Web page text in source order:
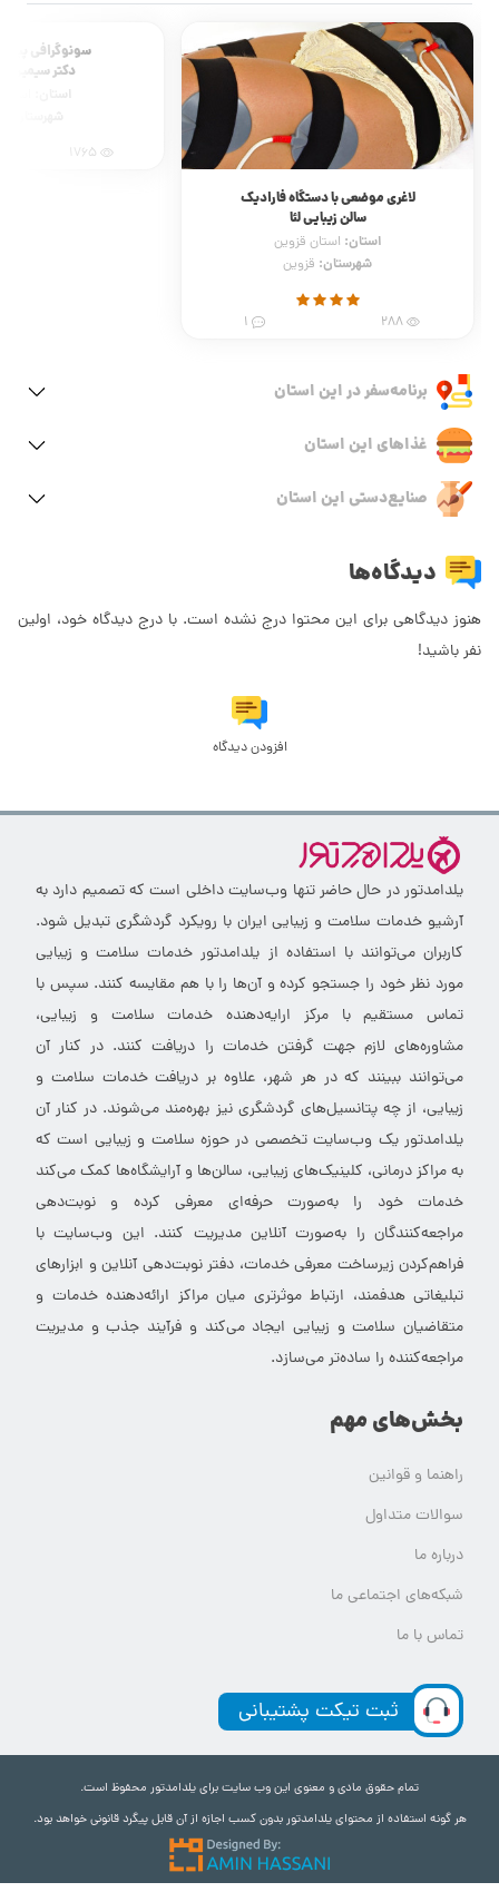
لاغری موضعی با دستگاه فارادیک
سالن زیبایی لئا
استان: استان قزوین
شهرستان: قزوین
288
1
سونوگرافی
دکتر سیمین
استان:
1765
برنامه‌سفر‌ در این استان
غذاهای این استان
صنایع‌دستی این استان
دیدگاه‌ها
هنوز دیدگاهی برای این محتوا درج نشده است. با درج دیدگاه خود، اولین
نفر باشید!
افزودن دیدگاه
یلدامدتور در حال حاضر تنها وب‌سایت داخلی است که تصمیم دارد به
آرشیو خدمات سلامت و زیبایی ایران با رویکرد گردشگری تبدیل شود.
کاربران می‌توانند با استفاده از یلدامدتور خدمات سلامت و زیبایی
مورد نظر خود را جستجو کرده و آن‌ها را با هم مقایسه کنند. سپس با
تماس مستقیم با مرکز ارایه‌دهنده خدمات سلامت و زیبایی،
مشاوره‌های لازم جهت گرفتن خدمات را دریافت کنند. در کنار آن
می‌توانند ببینند که در هر شهر، علاوه بر دریافت خدمات سلامت و
زیبایی، از چه پتانسیل‌های گردشگری نیز بهره‌مند می‌شوند. در کنار آن
یلدامدتور یک وب‌سایت تخصصی در حوزه سلامت و زیبایی است که
به مراکز درمانی، کلینیک‌های زیبایی، سالن‌ها و آرایشگاه‌ها کمک می‌کند
خدمات خود را به‌صورت حرفه‌ای معرفی کرده و نوبت‌دهی
مراجعه‌کنندگان را به‌صورت آنلاین مدیریت کنند. این وب‌سایت با
فراهم‌کردن زیرساخت معرفی خدمات، دفتر نوبت‌دهی آنلاین و ابزارهای
تبلیغاتی هدفمند، ارتباط موثرتری میان مراکز ارائه‌دهنده خدمات و
متقاضیان سلامت و زیبایی ایجاد می‌کند و فرآیند جذب و مدیریت
مراجعه‌کننده را ساده‌تر می‌سازد.
بخش‌های مهم
راهنما و قوانین
سوالات متداول
درباره ما
شبکه‌های اجتماعی ما
تماس با ما
ثبت تیکت پشتیبانی
تمام حقوق مادی و معنوی این وب سایت برای یلدامدتور محفوظ است.
هر گونه استفاده از محتوای یلدامدتور بدون کسب اجازه از آن قابل پیگرد قانونی خواهد بود.